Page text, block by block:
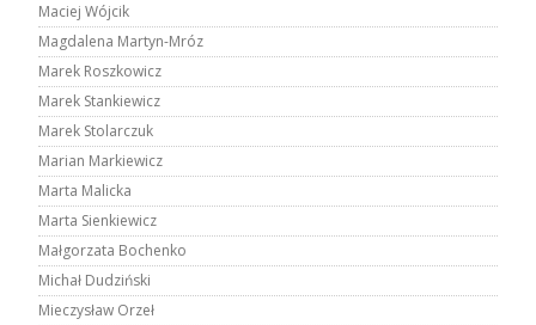
Maciej Wójcik
Magdalena Martyn-Mróz
Marek Roszkowicz
Marek Stankiewicz
Marek Stolarczuk
Marian Markiewicz
Marta Malicka
Marta Sienkiewicz
Małgorzata Bochenko
Michał Dudziński
Mieczysław Orzeł